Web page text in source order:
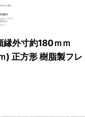
縁外寸約180ｍｍ
正方形 樹脂製フレ